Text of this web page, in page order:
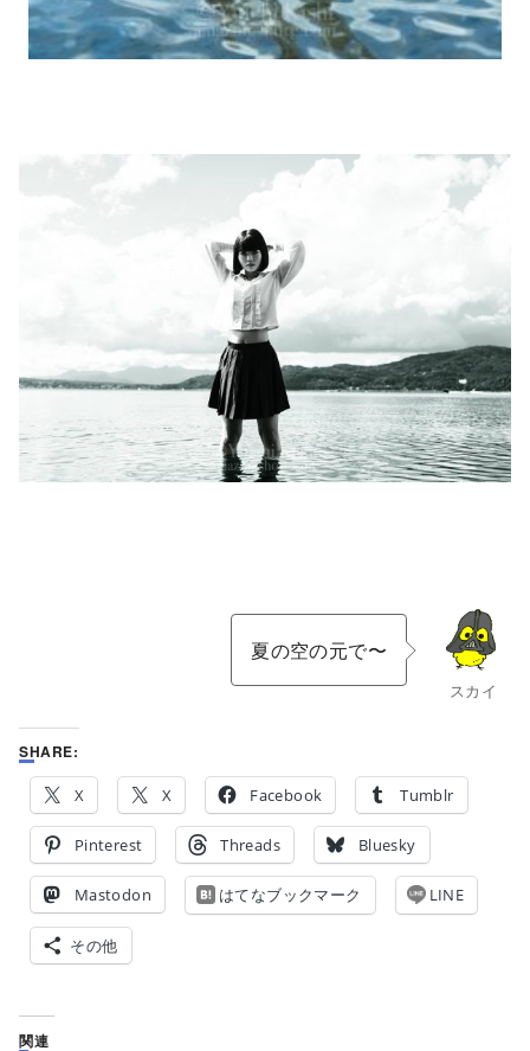
スカイ
夏の空の元で〜
SHARE:
X X Facebook Tumblr
Pinterest Threads Bluesky
Mastodon はてなブックマーク LINE
その他
関連